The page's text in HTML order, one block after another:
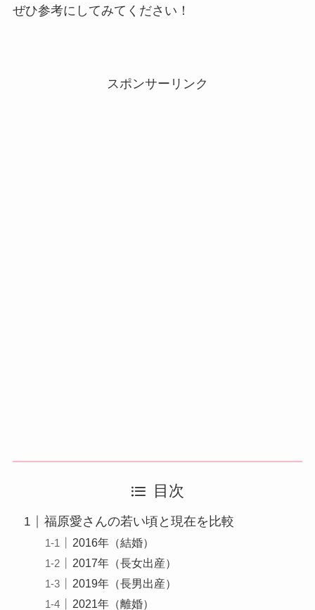
ぜひ参考にしてみてください！
スポンサーリンク
目次
福原愛さんの若い頃と現在を比較
2016年（結婚）
2017年（長女出産）
2019年（長男出産）
2021年（離婚）